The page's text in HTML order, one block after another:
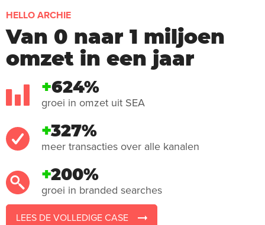
HELLO ARCHIE
Van 0 naar 1 miljoen
omzet in een jaar
+624%
groei in omzet uit SEA
+327%
meer transacties over alle kanalen
+200%
groei in branded searches
LEES DE VOLLEDIGE CASE